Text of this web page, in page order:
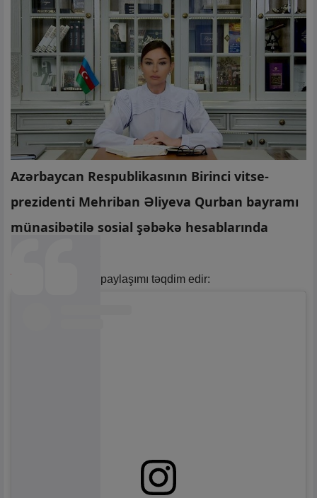
Azərbaycan Respublikasının Birinci vitse-
prezidenti Mehriban Əliyeva Qurban bayramı
münasibətilə sosial şəbəkə hesablarında
Yeniavaz.com
paylaşımı təqdim edir: